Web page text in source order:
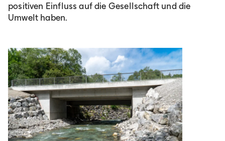
positiven Einfluss auf die Gesellschaft und die
Umwelt haben.